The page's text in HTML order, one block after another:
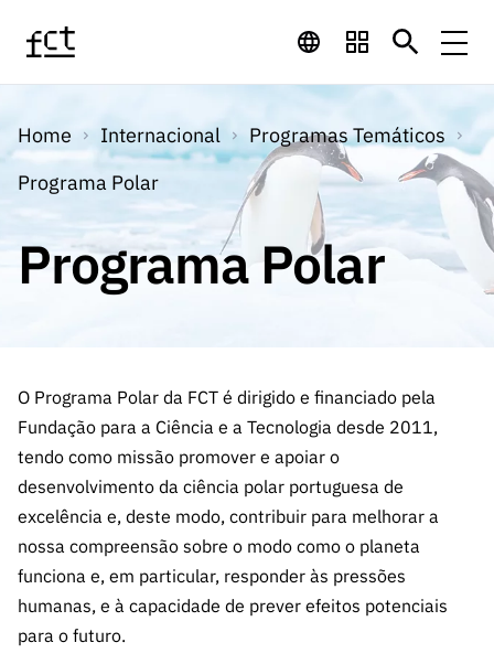
Financiamento
Programas de
Financiamento
Internacional
LINKS
RÁPIDOS
Bolsas
Projetos
Instituiçõ
es de I&D
Infraestru
turas
Outros
Concursos
Concursos
Concursos Abertos
Calendário de
Concursos FCT 2026
LINKS
Científico
Projetos
Instituiçõ
es I&D
Infraestru
turas
Prémios
Serviços
Tecnologia para o
Conhecimento
Arquivo, Documentação
e Informação
Acesso a dados
MediaNotícias
Notas de Imprensa
Newsletter
Agenda
LINKS
RÁPIDOS
Media e
Identidade
de Marca
Subscrever
Newsletter
Sobre
SobreA FCT
Transparência
Estudos e Planeamento
LINKS
RÁPIDOS
A FCT em
Números
Home Internacional
Programas Temáticos
Programa Polar
Programa Polar
O Programa Polar da FCT é dirigido e financiado pela
Fundação para a Ciência e a Tecnologia desde 2011,
tendo como missão promover e apoiar o
desenvolvimento da ciência polar portuguesa de
excelência e, deste modo, contribuir para melhorar a
nossa compreensão sobre o modo como o planeta
funciona e, em particular, responder às pressões
humanas, e à capacidade de prever efeitos potenciais
para o futuro.